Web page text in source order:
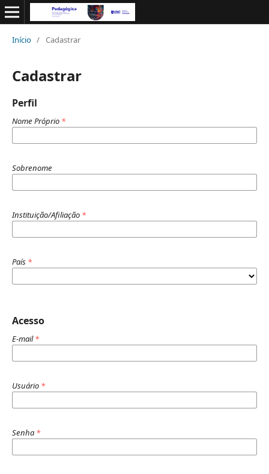
Início / Cadastrar
Cadastrar
Perfil
Nome Próprio *
Sobrenome
Instituição/Afiliação *
País *
Acesso
E-mail*
Usuário *
Senha *